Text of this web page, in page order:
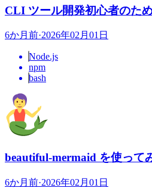
CLI ツール開発初心者のた
6か月前·2026年02月01日
Node.js
npm
bash
beautiful-mermaid を使って
6か月前·2026年02月01日